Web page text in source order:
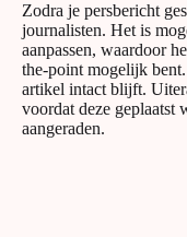
Zodra je persbericht
journalisten. Het is
aanpassen, waardoor
the-point mogelijk
artikel intact blijft.
voordat deze geplaatst
aangeraden.